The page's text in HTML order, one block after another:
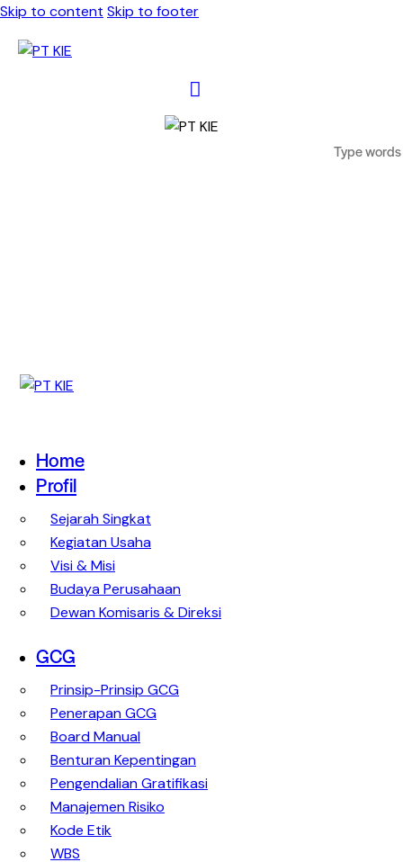
Skip to content Skip to footer
Home
Profil
Sejarah Singkat
Kegiatan Usaha
Visi & Misi
Budaya Perusahaan
Dewan Komisaris & Direksi
GCG
Prinsip-Prinsip GCG
Penerapan GCG
Board Manual
Benturan Kepentingan
Pengendalian Gratifikasi
Manajemen Risiko
Kode Etik
WBS